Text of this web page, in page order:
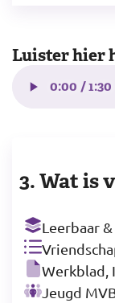
Luister hier
3. Wat is
Leerbaar
Werkblad,
Jeugd